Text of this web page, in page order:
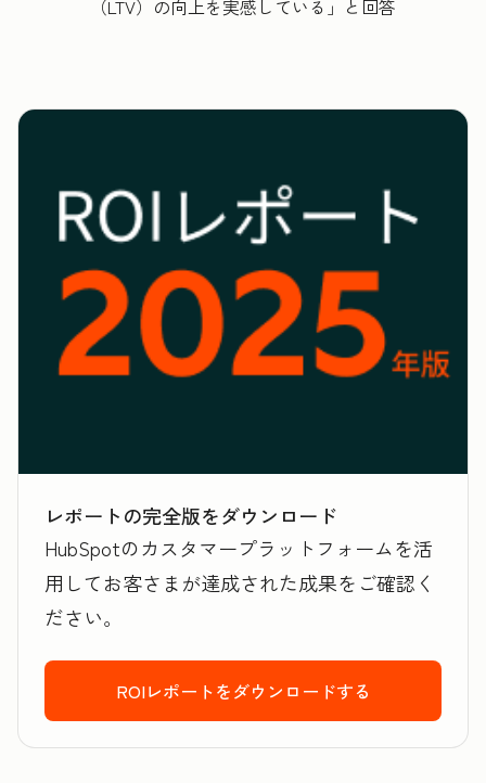
（LTV）の向上を実感している」と回答
レポートの完全版をダウンロード
HubSpotのカスタマープラットフォームを活
用してお客さまが達成された成果をご確認く
ださい。
ROIレポートをダウンロードする